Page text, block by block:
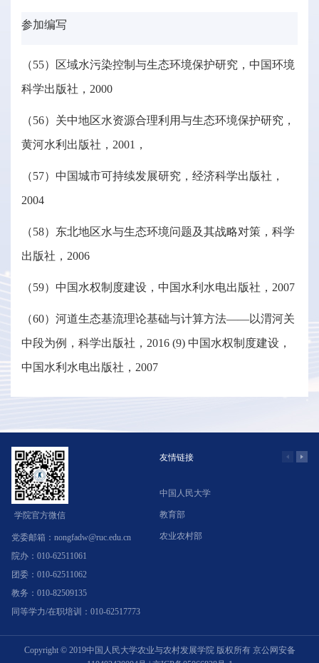
参加编写
（55）区域水污染控制与生态环境保护研究，中国环境
科学出版社，2000
（56）关中地区水资源合理利用与生态环境保护研究，
黄河水利出版社，2001，
（57）中国城市可持续发展研究，经济科学出版社，
2004
（58）东北地区水与生态环境问题及其战略对策，科学
出版社，2006
（59）中国水权制度建设，中国水利水电出版社，2007
（60）河道生态基流理论基础与计算方法——以渭河关
中段为例，科学出版社，2016 (9) 中国水权制度建设，
中国水利水电出版社，2007
学院官方微信
党委邮箱：nongfadw@ruc.edu.cn
院办：010-62511061
团委：010-62511062
教务：010-82509135
同等学力/在职培训：010-62517773
友情链接
中国人民大学
教育部
农业农村部
Copyright © 2019中国人民大学农业与农村发展学院 版权所有 京公网安备